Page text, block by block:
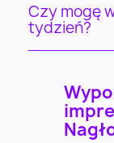
Czy mogę
tydzień?